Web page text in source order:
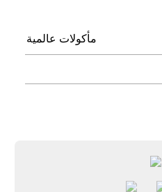
مأكولات عالمية